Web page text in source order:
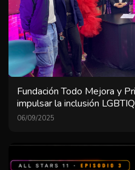
Fundación Todo Mejora y
impulsar la inclusión
06/09/2025